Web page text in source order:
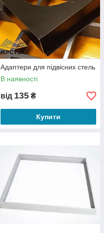
Адаптери для підвісних стель
В наявності
від 135 ₴
Купити